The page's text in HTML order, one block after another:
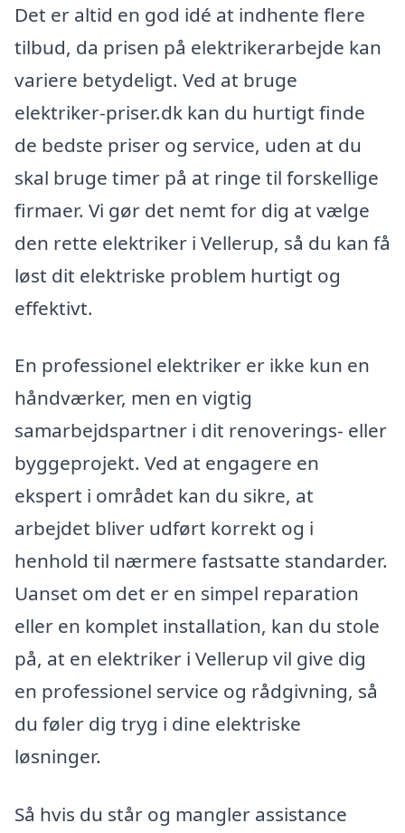
Det er altid en god idé at indhente flere
tilbud, da prisen på elektrikerarbejde kan
variere betydeligt. Ved at bruge
elektriker-priser.dk kan du hurtigt finde
de bedste priser og service, uden at du
skal bruge timer på at ringe til forskellige
firmaer. Vi gør det nemt for dig at vælge
den rette elektriker i Vellerup, så du kan få
løst dit elektriske problem hurtigt og
effektivt.
En professionel elektriker er ikke kun en
håndværker, men en vigtig
samarbejdspartner i dit renoverings- eller
byggeprojekt. Ved at engagere en
ekspert i området kan du sikre, at
arbejdet bliver udført korrekt og i
henhold til nærmere fastsatte standarder.
Uanset om det er en simpel reparation
eller en komplet installation, kan du stole
på, at en elektriker i Vellerup vil give dig
en professionel service og rådgivning, så
du føler dig tryg i dine elektriske
løsninger.
Så hvis du står og mangler assistance